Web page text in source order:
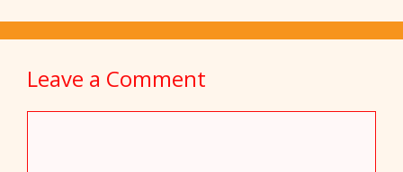
k p
Leave a Comment